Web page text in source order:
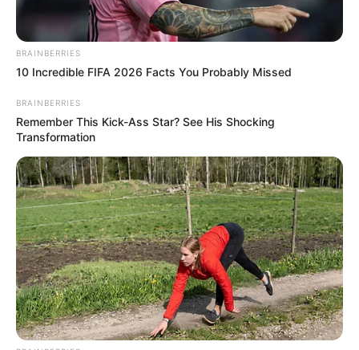
BRAINBERRIES
10 Incredible FIFA 2026 Facts You Probably Missed
BRAINBERRIES
Remember This Kick-Ass Star? See His Shocking
Transformation